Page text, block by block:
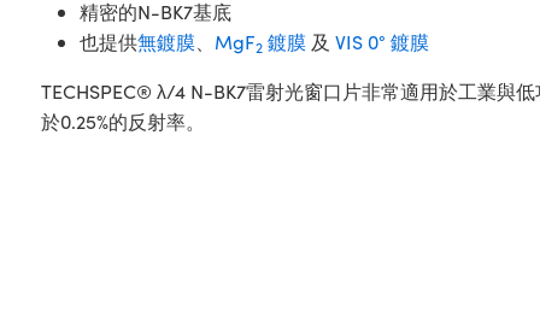
精密的N-BK7基底
也提供無鍍膜、 MgF2鍍膜及 VIS 0° 鍍膜
TECHSPEC® λ/4 N-BK7雷射光窗口片非常適用於工業與
於0.25%的反射率。